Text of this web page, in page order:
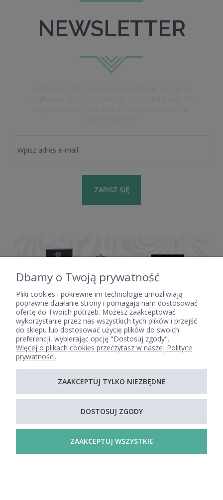
NEWSLETTER
ZAPISZ SIĘ
POMOC
MOJE KONTO
PŁATNOŚCI I DOSTAWA
INFORMACJE
O NAS
Dbamy o Twoją prywatność
Pliki cookies i pokrewne im technologie umożliwiają
poprawne działanie strony i pomagają nam dostosować
ofertę do Twoich potrzeb. Możesz zaakceptować
wykorzystanie przez nas wszystkich tych plików i przejść
do sklepu lub dostosować użycie plików do swoich
preferencji, wybierając opcję "Dostosuj zgody".
Więcej o plikach cookies przeczytasz w naszej Polityce
prywatności.
ZAAKCEPTUJ TYLKO NIEZBĘDNE
DOSTOSUJ ZGODY
ZAAKCEPTUJ WSZYSTKIE